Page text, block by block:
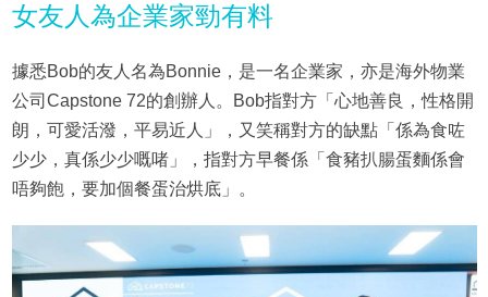
女友人為企業家勁有料
據悉Bob的友人名為Bonnie，是一名企業家，亦是海外物業
公司Capstone 72的創辦人。Bob指對方「心地善良，性格開
朗，可愛活潑，平易近人」，又笑稱對方的缺點「係為食咗
少少，真係少少嘅啫」，指對方早餐係「食豬扒腸蛋麵係會
唔夠飽，要加個餐蛋治烘底」。